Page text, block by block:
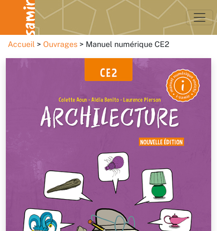
Accueil Ouvrages Manuel numérique CE2